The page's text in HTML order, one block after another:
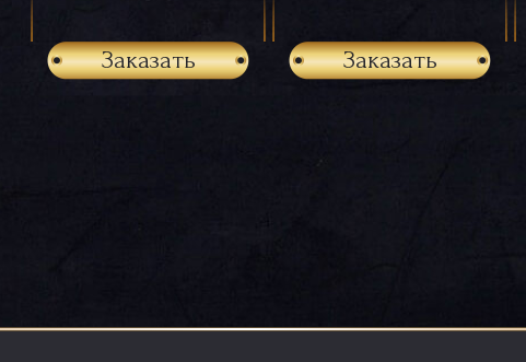
Заказать Заказать